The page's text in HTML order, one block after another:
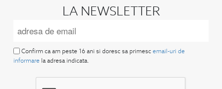
LA NEWSLETTER
Confirm ca am peste 16 ani si doresc sa primesc email-uri de
informare la adresa indicata.